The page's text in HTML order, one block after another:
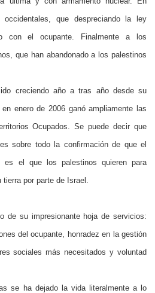
que despreciando la ley
con el ocupante. Finalmente a los
que han abandonado a los palestinos
creciendo año a tras año desde su
enero de 2006 ganó ampliamente las
Ocupados. Se puede decir que
sobre todo la confirmación de que el
es el que los palestinos quieren para
por parte de Israel.
de su impresionante hoja de servicios:
del ocupante, honradez en la gestión
sociales más necesitados y voluntad
se ha dejado la vida literalmente a lo